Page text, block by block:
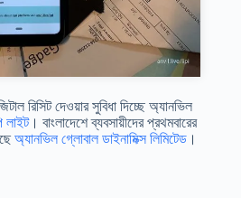
রিসিট দেওয়ার সুবিধা দিচ্ছে অ্যানভিল
লাইট। বাংলাদেশে ব্যবসায়ীদের প্রথমবারের
অ্যানভিল গ্লোবাল ডাইনামিক্স লিমিটেড ।